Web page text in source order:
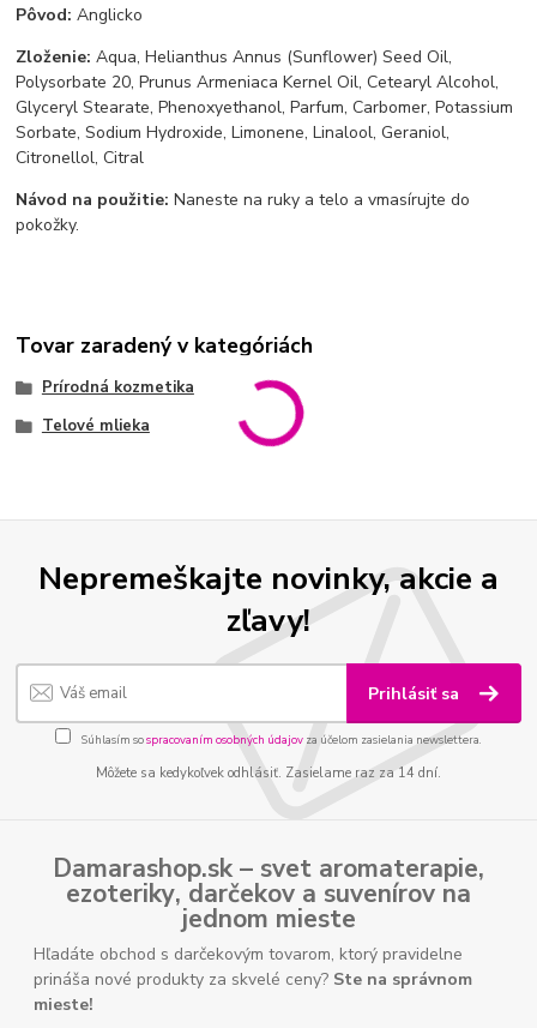
Pôvod: Anglicko
Zloženie:Aqua, Helianthus Annus (Sunflower) Seed Oil,
Polysorbate 20, Prunus Armeniaca Kernel Oil, Cetearyl Alcohol,
Glyceryl Stearate, Phenoxyethanol, Parfum, Carbomer, Potassium
Sorbate, Sodium Hydroxide, Limonene, Linalool, Geraniol,
Citronellol, Citral
Návod na použitie: Naneste na ruky a telo a vmasírujte do
pokožky.
Tovar zaradený v kategóriách
Prírodná kozmetika
Telové mlieka
Nepremeškajte novinky, akcie a
zľavy!
Prihlásiť sa
Súhlasím sospracovaním osobných údajov za účelom zasielania newslettera.
Môžete sa kedykoľvek odhlásiť. Zasielame raz za 14 dní.
Damarashop.sk – svet aromaterapie,
ezoteriky, darčekov a suvenírov na
jednom mieste
Hľadáte obchod s darčekovým tovarom, ktorý pravidelne
prináša nové produkty za skvelé ceny? Ste na správnom
mieste!